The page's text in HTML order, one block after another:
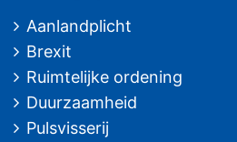
Aanlandplicht
Brexit
Ruimtelijke ordening
Duurzaamheid
Pulsvisserij